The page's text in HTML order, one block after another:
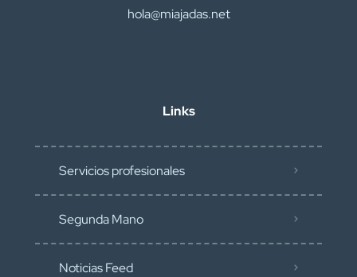
hola@miajadas.net
Links
Servicios profesionales
Segunda Mano
Noticias Feed